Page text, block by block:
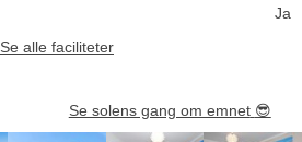
Ja
Se alle faciliteter
Se solens gang om emnet 😎